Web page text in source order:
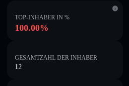
TOP-INHABER IN %
100.00%
GESAMTZAHL DER INHABER
12